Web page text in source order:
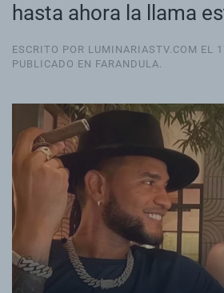
hasta ahora la llama
ESCRITO POR LUMINARIASTV.COM EL
PUBLICADO EN FARANDULA.